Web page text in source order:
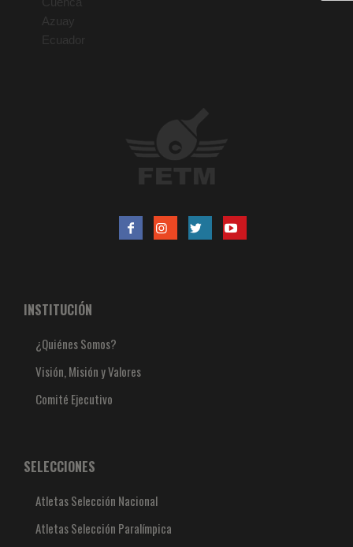
Azuay
Ecuador
INSTITUCIÓN
¿Quiénes Somos?
Visión, Misión y Valores
Comité Ejecutivo
SELECCIONES
Atletas Selección Nacional
Atletas Selección Paralímpica